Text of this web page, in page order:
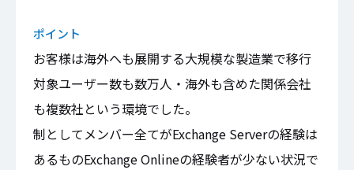
ポイント
お客様は海外へも展開する大規模な製造業で移行
対象ユーザー数も数万人・海外も含めた関係会社
も複数社という環境でした。
制としてメンバー全てがExchange Serverの経験は
あるものExchange Onlineの経験者が少ない状況で